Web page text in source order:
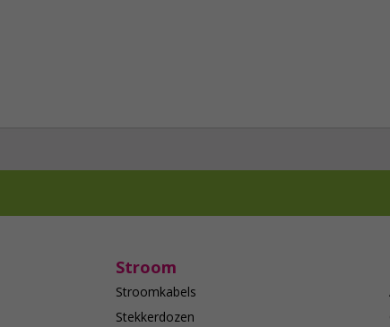
Stroom
Stroomkabels
Stekkerdozen